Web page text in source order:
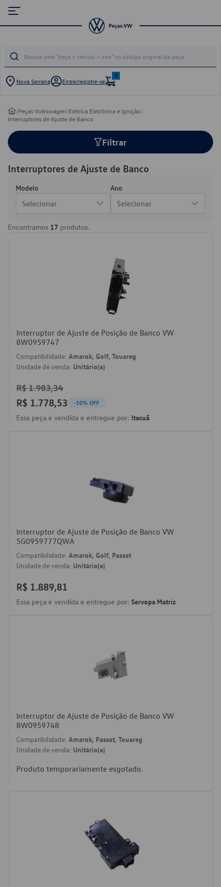
Nova Serrana Entre/registre-se
0
/Peças Volkswagen/Elétrica Eletrônica e Ignição/
Interruptores de Ajuste de Banco
Filtrar
Interruptores de Ajuste de Banco
Modelo
Selecionar
Ano
Selecionar
Encontramos 17 produtos.
Interruptor de Ajuste de Posição de Banco VW
8W0959747
Compatibilidade: Amarok, Golf, Touareg
Unidade de venda: Unitário(a)
R$ 1.983,34
R$ 1.778,53 -10% OFF
Essa peça é vendida e entregue por: Itacuã
Interruptor de Ajuste de Posição de Banco VW
5G0959777QWA
Compatibilidade: Amarok, Golf, Passat
Unidade de venda: Unitário(a)
R$ 1.889,81
Essa peça é vendida e entregue por: Servopa Matriz
Interruptor de Ajuste de Posição de Banco VW
8W0959748
Compatibilidade: Amarok, Passat, Touareg
Unidade de venda: Unitário(a)
Produto temporariamente esgotado.